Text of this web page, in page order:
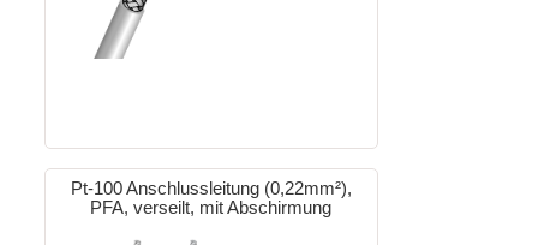
Pt-100 Anschlussleitung (0,22mm²),
PFA, verseilt, mit Abschirmung